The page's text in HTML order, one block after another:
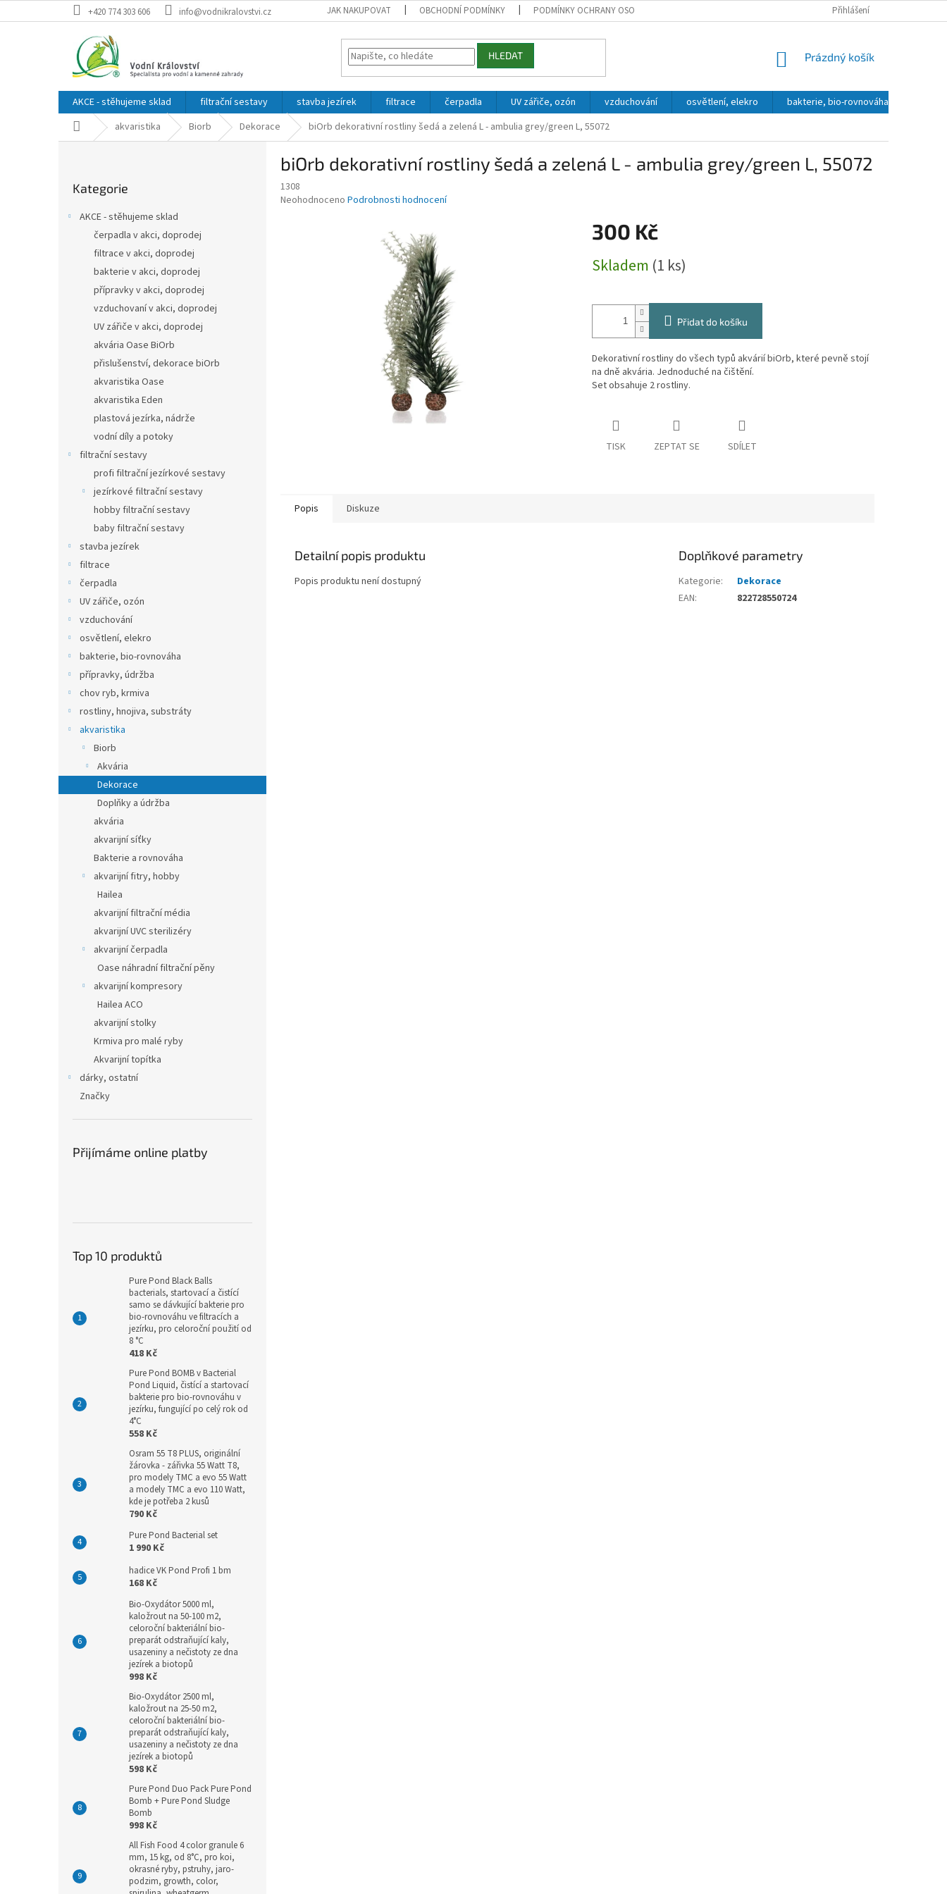
na
+420 774 303 606 info@vodnikralovstvi.cz JAK NAKUPOVAT OBCHODNÍ PODMÍNKY PODMÍNKY OCHRANY OSOBNÍCH ÚDAJŮ KONTAKT, OTEVÍRACÍ DOBA
Přihlášení
HLEDAT
NÁKUPNÍ
Prázdný košík
AKCE - stěhujeme sklad filtrační sestavy stavba jezírek filtrace čerpadla UV zářiče, ozón vzduchování osvětlení, elekro bakterie, bio-rovnováha
Domů akvaristika Biorb Dekorace biOrb dekorativní rostliny šedá a zelená L - ambulia grey/green L, 55072
kategorie
Kategorie
AKCE - stěhujeme sklad
čerpadla v akci, doprodej
filtrace v akci, doprodej
bakterie v akci, doprodej
přípravky v akci, doprodej
vzduchovaní v akci, doprodej
UV zářiče v akci, doprodej
akvária Oase BiOrb
přislušenství, dekorace biOrb
akvaristika Oase
akvaristika Eden
plastová jezírka, nádrže
vodní díly a potoky
filtrační sestavy
profi filtrační jezírkové sestavy
jezírkové filtrační sestavy
hobby filtrační sestavy
baby filtrační sestavy
stavba jezírek
filtrace
čerpadla
UV zářiče, ozón
vzduchování
osvětlení, elekro
bakterie, bio-rovnováha
přípravky, údržba
chov ryb, krmiva
rostliny, hnojiva, substráty
akvaristika
Biorb
Akvária
Dekorace
Doplňky a údržba
akvária
akvarijní síťky
Bakterie a rovnováha
akvarijní fitry, hobby
Hailea
akvarijní filtrační média
akvarijní UVC sterilizéry
akvarijní čerpadla
Oase náhradní filtrační pěny
akvarijní kompresory
Hailea ACO
akvarijní stolky
Krmiva pro malé ryby
Akvarijní topítka
dárky, ostatní
Značky
Přijímáme online platby
Top 10 produktů
Pure Pond Black Balls
bacterials, startovací a čistící
samo se dávkující bakterie pro
bio-rovnováhu ve filtracích a
jezírku, pro celoroční použití od
8 °C
418 Kč
Pure Pond BOMB v Bacterial
Pond Liquid, čistící a startovací
bakterie pro bio-rovnováhu v
jezírku, fungující po celý rok od
4°C
558 Kč
Osram 55 T8 PLUS, originální
žárovka - zářivka 55 Watt T8,
pro modely TMC a evo 55 Watt
a modely TMC a evo 110 Watt,
kde je potřeba 2 kusů
790 Kč
Pure Pond Bacterial set
1 990 Kč
hadice VK Pond Profi 1 bm
168 Kč
Bio-Oxydátor 5000 ml,
kaložrout na 50-100 m2,
celoroční bakteriální bio-
preparát odstraňující kaly,
usazeniny a nečistoty ze dna
jezírek a biotopů
998 Kč
Bio-Oxydátor 2500 ml,
kaložrout na 25-50 m2,
celoroční bakteriální bio-
preparát odstraňující kaly,
usazeniny a nečistoty ze dna
jezírek a biotopů
598 Kč
Pure Pond Duo Pack Pure Pond
Bomb + Pure Pond Sludge
Bomb
998 Kč
All Fish Food 4 color granule 6
mm, 15 kg, od 8°C, pro koi,
okrasné ryby, pstruhy, jaro-
podzim, growth, color,
biOrb dekorativní rostliny šedá a zelená L - ambulia grey/green L, 55072
1308
Průměrné
Neohodnoceno Podrobnosti hodnocení
300 Kč
cena:
Skladem (1 ks)
Přidat do košíku
Dekorativní rostliny do všech typů akvárií biOrb, které pevně stojí
na dně akvária. Jednoduché na čištění.
Set obsahuje 2 rostliny.
TISK ZEPTAT SE SDÍLET
Popis Diskuze
Detailní popis produktu
Popis produktu není dostupný
Doplňkové parametry
Kategorie:
Dekorace
EAN: 822728550724